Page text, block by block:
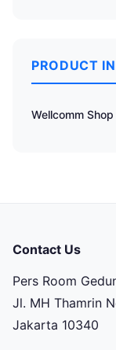
PRODUCT
Wellcomm
Contact Us
Pers Room
Jl. MH Thamrin
Jakarta 10340